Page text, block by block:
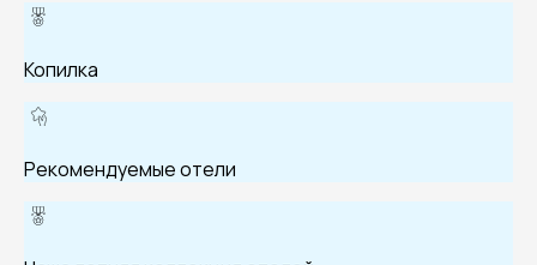
Копилка
Рекомендуемые отели